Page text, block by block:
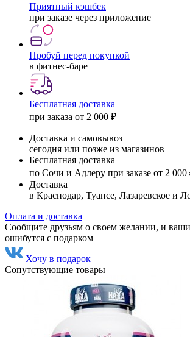
Приятный кэшбек
при заказе через приложение
Пробуй перед покупкой
в фитнес-баре
Бесплатная доставка
при заказа от 2 000 ₽
Доставка и самовывоз
сегодня или позже из магазинов
Бесплатная доставка
по Сочи и Адлеру при заказе от 2 000
Доставка
в Краснодар, Туапсе, Лазаревское и
Оплата и доставка
Сообщите друзьям о своем желании, и ваши
ошибутся с подарком
Хочу в подарок
Сопутствующие товары